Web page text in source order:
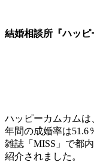
結婚相談所『ハッピ
ハッピーカムカムは
年間の成婚率は51.6
雑誌「MISS」で都
紹介されました。